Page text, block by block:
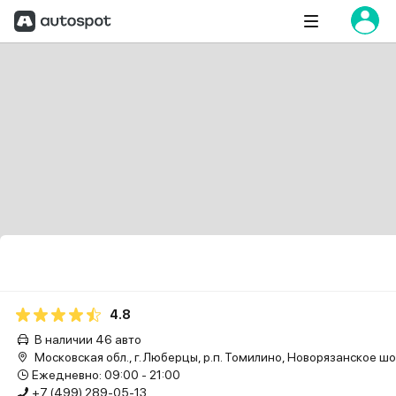
4.8
В наличии 46 авто
Московская обл., г. Люберцы, р.п. Томилино, Новорязанское
Ежедневно: 09:00 - 21:00
+7 (499) 289-05-13